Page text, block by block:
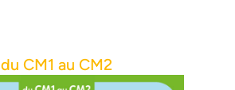
du CM1 au CM2